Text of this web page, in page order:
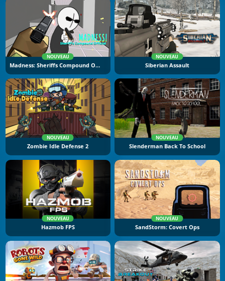
NOUVEAU
Madness: Sheriffs Compound Official
NOUVEAU
Siberian Assault
NOUVEAU
Zombie Idle Defense 2
NOUVEAU
Slenderman Back To School
NOUVEAU
Hazmob FPS
NOUVEAU
SandStorm: Covert Ops